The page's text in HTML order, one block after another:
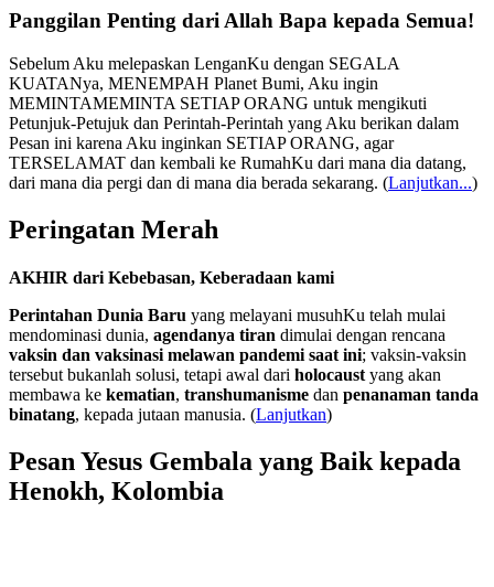
Panggilan Penting dari Allah Bapa kepada Semua!
Sebelum Aku melepaskan LenganKu dengan SEGALA
KUATANya, MENEMPAH Planet Bumi, Aku ingin
MEMINTAMEMINTA SETIAP ORANG untuk mengikuti
Petunjuk-Petujuk dan Perintah-Perintah yang Aku berikan dalam
Pesan ini karena Aku inginkan SETIAP ORANG, agar
TERSELAMAT dan kembali ke RumahKu dari mana dia datang,
dari mana dia pergi dan di mana dia berada sekarang. (Lanjutkan...)
Peringatan Merah
AKHIR dari Kebebasan, Keberadaan kami
Perintahan Dunia Baru yang melayani musuhKu telah mulai
mendominasi dunia, agendanya tiran dimulai dengan rencana
vaksin dan vaksinasi melawan pandemi saat ini; vaksin-vaksin
tersebut bukanlah solusi, tetapi awal dari holocaust yang akan
membawa ke kematian, transhumanisme dan penanaman tanda
binatang, kepada jutaan manusia. (Lanjutkan)
Pesan Yesus Gembala yang Baik kepada
Henokh, Kolombia